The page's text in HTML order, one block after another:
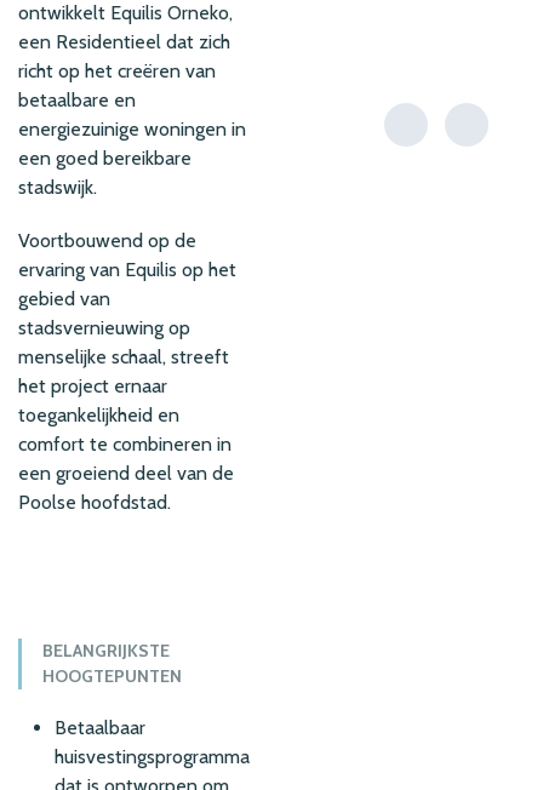
ontwikkelt Equilis Orneko,
een Residentieel dat zich
richt op het creëren van
betaalbare en
energiezuinige woningen in
een goed bereikbare
stadswijk.
Voortbouwend op de
ervaring van Equilis op het
gebied van
stadsvernieuwing op
menselijke schaal, streeft
het project ernaar
toegankelijkheid en
comfort te combineren in
een groeiend deel van de
Poolse hoofdstad.
BELANGRIJKSTE
HOOGTEPUNTEN
Betaalbaar
huisvestingsprogramma